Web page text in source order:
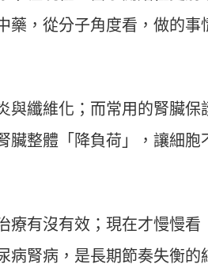
藥，從分子角度看，做的事
與纖維化；而常用的腎臟保
臟整體「降負荷」，讓細胞
療有沒有效；現在才慢慢看
病腎病，是長期節奏失衡的